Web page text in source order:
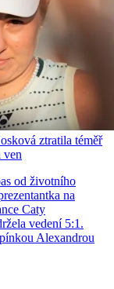
ztratila téměř
ven
od životního
na
Caty
vedení 5:1.
Alexandrou